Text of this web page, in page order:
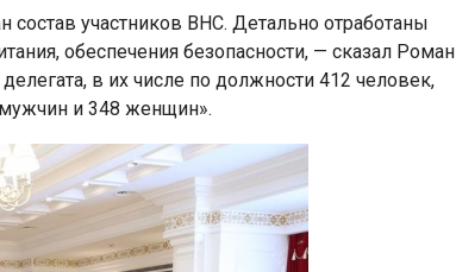
участников ВНС. Детально отработаны
обеспечения безопасности, — сказал Роман
в их числе по должности 412 человек,
и 348 женщин».